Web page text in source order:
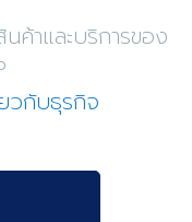
ค้าและบริการของ
วกับธุรกิจ